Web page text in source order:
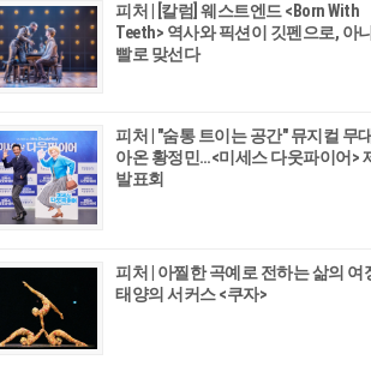
피처 | [칼럼] 웨스트엔드 <Born With
Teeth> 역사와 픽션이 깃펜으로, 아
빨로 맞선다
피처 | "숨통 트이는 공간" 뮤지컬 무
아온 황정민…<미세스 다웃파이어>
발표회
피처 | 아찔한 곡예로 전하는 삶의 여
태양의 서커스 <쿠자>